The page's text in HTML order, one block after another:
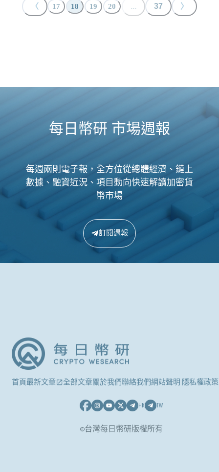
〈 17 18 19 20 ... 37 〉
每日幣研 市場週報
每週兩則電子報，全方位從總體經濟、鏈上
數據、融資近況、項目動向快速解讀加密貨
幣市場
訂閱週報
首頁最新文章 全部文章關於我們聯絡我們網站聲明 隱私權政策
HK TW
©台灣每日幣研版權所有